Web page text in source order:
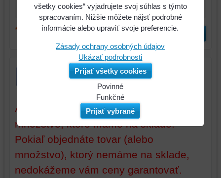
* (Povinné) Odoslať
Aktuálne ceny sú platné iba pri tovare a
množstve, ktoré máme na sklade.
Pokiaľ objednáte tovar (alebo
množstvo), ktorý nemáme na sklade,
nedokážeme vám ceny garantovať.
všetky cookies“ vyjadrujete svoj súhlas s týmto
spracovaním. Nižšie môžete nájsť podrobné
informácie alebo upraviť svoje preferencie.
Zásady ochrany osobných údajov
Ukázať podrobnosti
Prijať všetky cookies
Povinné
ukladá
údaje
na
zariadení
Funkčné
údaje
na
vašom
(súbory
Prijať vybrané